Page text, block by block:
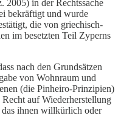
2005) in der Rechtssache
bekräftigt und wurde
die von griechisch-
im besetzten Teil Zyperns
nach den Grundsätzen
von Wohnraum und
(die Pinheiro-Prinzipien)
auf Wiederherstellung
ihnen willkürlich oder